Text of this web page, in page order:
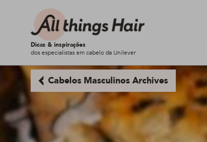
Dicas & inspirações
dos especialistas em cabelo da Unilever
Cabelos Masculinos Archives